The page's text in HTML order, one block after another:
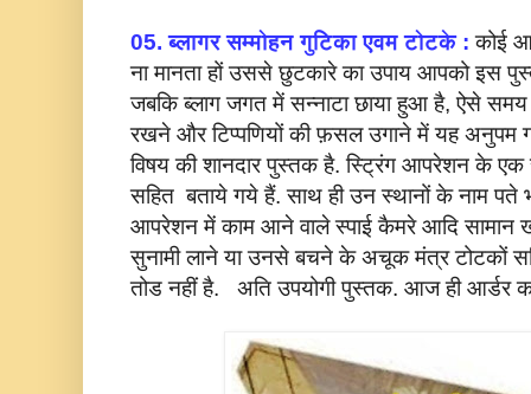
05. ब्लागर सम्मोहन गुटिका एवम टोटके : कोई
ना मानता हों उससे छुटकारे का उपाय आपको इस
जबकि ब्लाग जगत में सन्नाटा छाया हुआ है, ऐसे
रखने और टिप्पणियों की फ़सल उगाने में यह अनुपम
विषय की शानदार पुस्तक है. स्ट्रिंग आपरेशन के
सहित बताये गये हैं. साथ ही उन स्थानों के नाम पते
आपरेशन में काम आने वाले स्पाई कैमरे आदि सामान
सुनामी लाने या उनसे बचने के अचूक मंत्र टोटकों
तोड नहीं है. अति उपयोगी पुस्तक. आज ही आर्डर